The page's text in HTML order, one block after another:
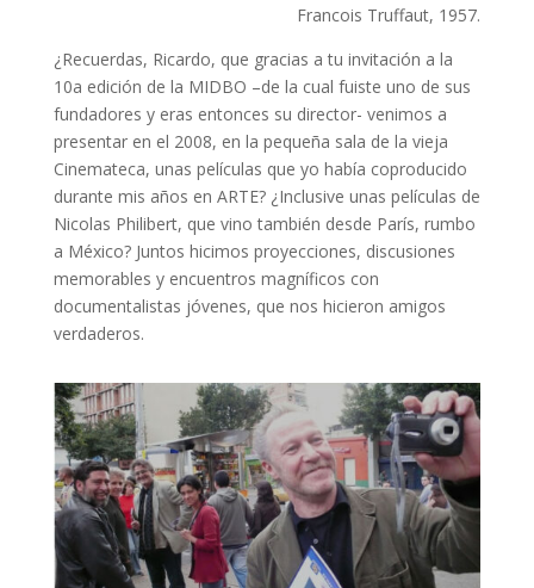
Francois Truffaut, 1957.
¿Recuerdas, Ricardo, que gracias a tu invitación a la
10a edición de la MIDBO –de la cual fuiste uno de sus
fundadores y eras entonces su director- venimos a
presentar en el 2008, en la pequeña sala de la vieja
Cinemateca, unas películas que yo había coproducido
durante mis años en ARTE? ¿Inclusive unas películas de
Nicolas Philibert, que vino también desde París, rumbo
a México? Juntos hicimos proyecciones, discusiones
memorables y encuentros magníficos con
documentalistas jóvenes, que nos hicieron amigos
verdaderos.